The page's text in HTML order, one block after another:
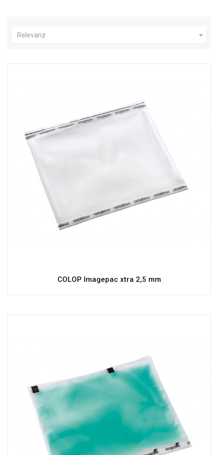
Relevanz 
COLOP Imagepac xtra 2,5 mm